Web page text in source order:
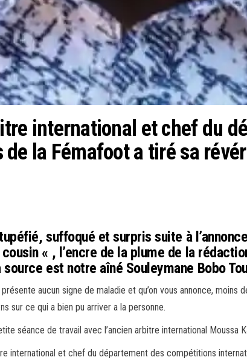
international et chef du
la Fémafoot a tiré sa
suffoqué et surpris suite à
« , l’encre de la plume de la
est notre aîné Souleymane Bobo
aucun signe de maladie et qu’on vous annonce,
sur ce qui a bien pu arriver a la personne.
séance de travail avec l’ancien arbitre international Moussa
international et chef du département des compétitions